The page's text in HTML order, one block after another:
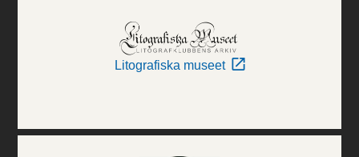
Litografiska museet